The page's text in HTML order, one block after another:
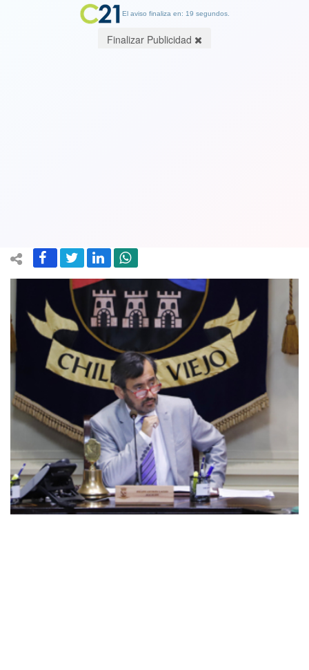
El aviso finaliza en: 19 segundos.
Finalizar Publicidad